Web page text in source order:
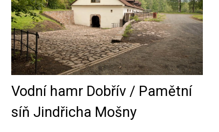
Vodní hamr Dobřív / Pamětní
síň Jindřicha Mošny